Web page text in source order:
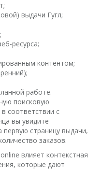
выдачи Гугл;
ресурса;
контентом;
работе.
поисковую
соответствии с
вы увидите
первую страницу выдачи,
заказов.
влияет контекстная
которые дают